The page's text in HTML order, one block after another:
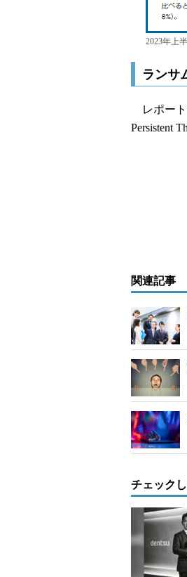
2023年上
ランサ
レポート
Persistent
関連記事
チェック